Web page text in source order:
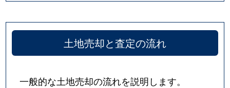
土地売却と査定の流れ
一般的な土地売却の流れを説明します。